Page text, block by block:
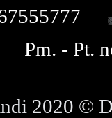
Pm. - Pt.
2020 ©